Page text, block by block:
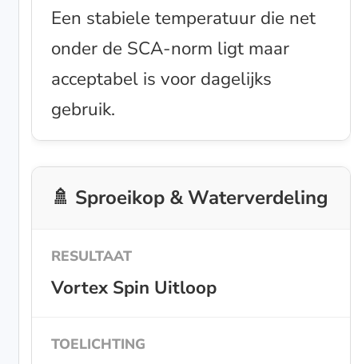
Een stabiele temperatuur die net
onder de SCA-norm ligt maar
acceptabel is voor dagelijks
gebruik.
🚿 Sproeikop & Waterverdeling
Vortex Spin Uitloop